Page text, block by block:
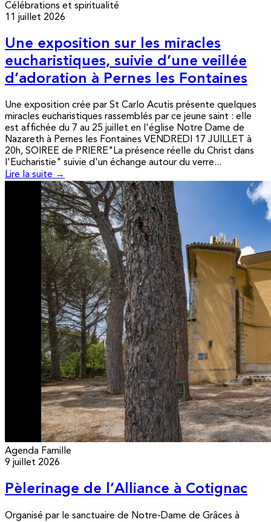
Célébrations et spiritualité
11 juillet 2026
Une exposition sur les miracles
eucharistiques, suivie d’une veillée
d’adoration à Pernes les Fontaines
Une exposition crée par St Carlo Acutis présente quelques
miracles eucharistiques rassemblés par ce jeune saint : elle
est affichée du 7 au 25 juillet en l'église Notre Dame de
Nazareth à Pernes les Fontaines VENDREDI 17 JUILLET à
20h, SOIREE de PRIERE"La présence réelle du Christ dans
l'Eucharistie" suivie d'un échange autour du verre...
Lire la suite →
Agenda Famille
9 juillet 2026
Pèlerinage de l’Alliance à Cotignac
Organisé par le sanctuaire de Notre-Dame de Grâces à